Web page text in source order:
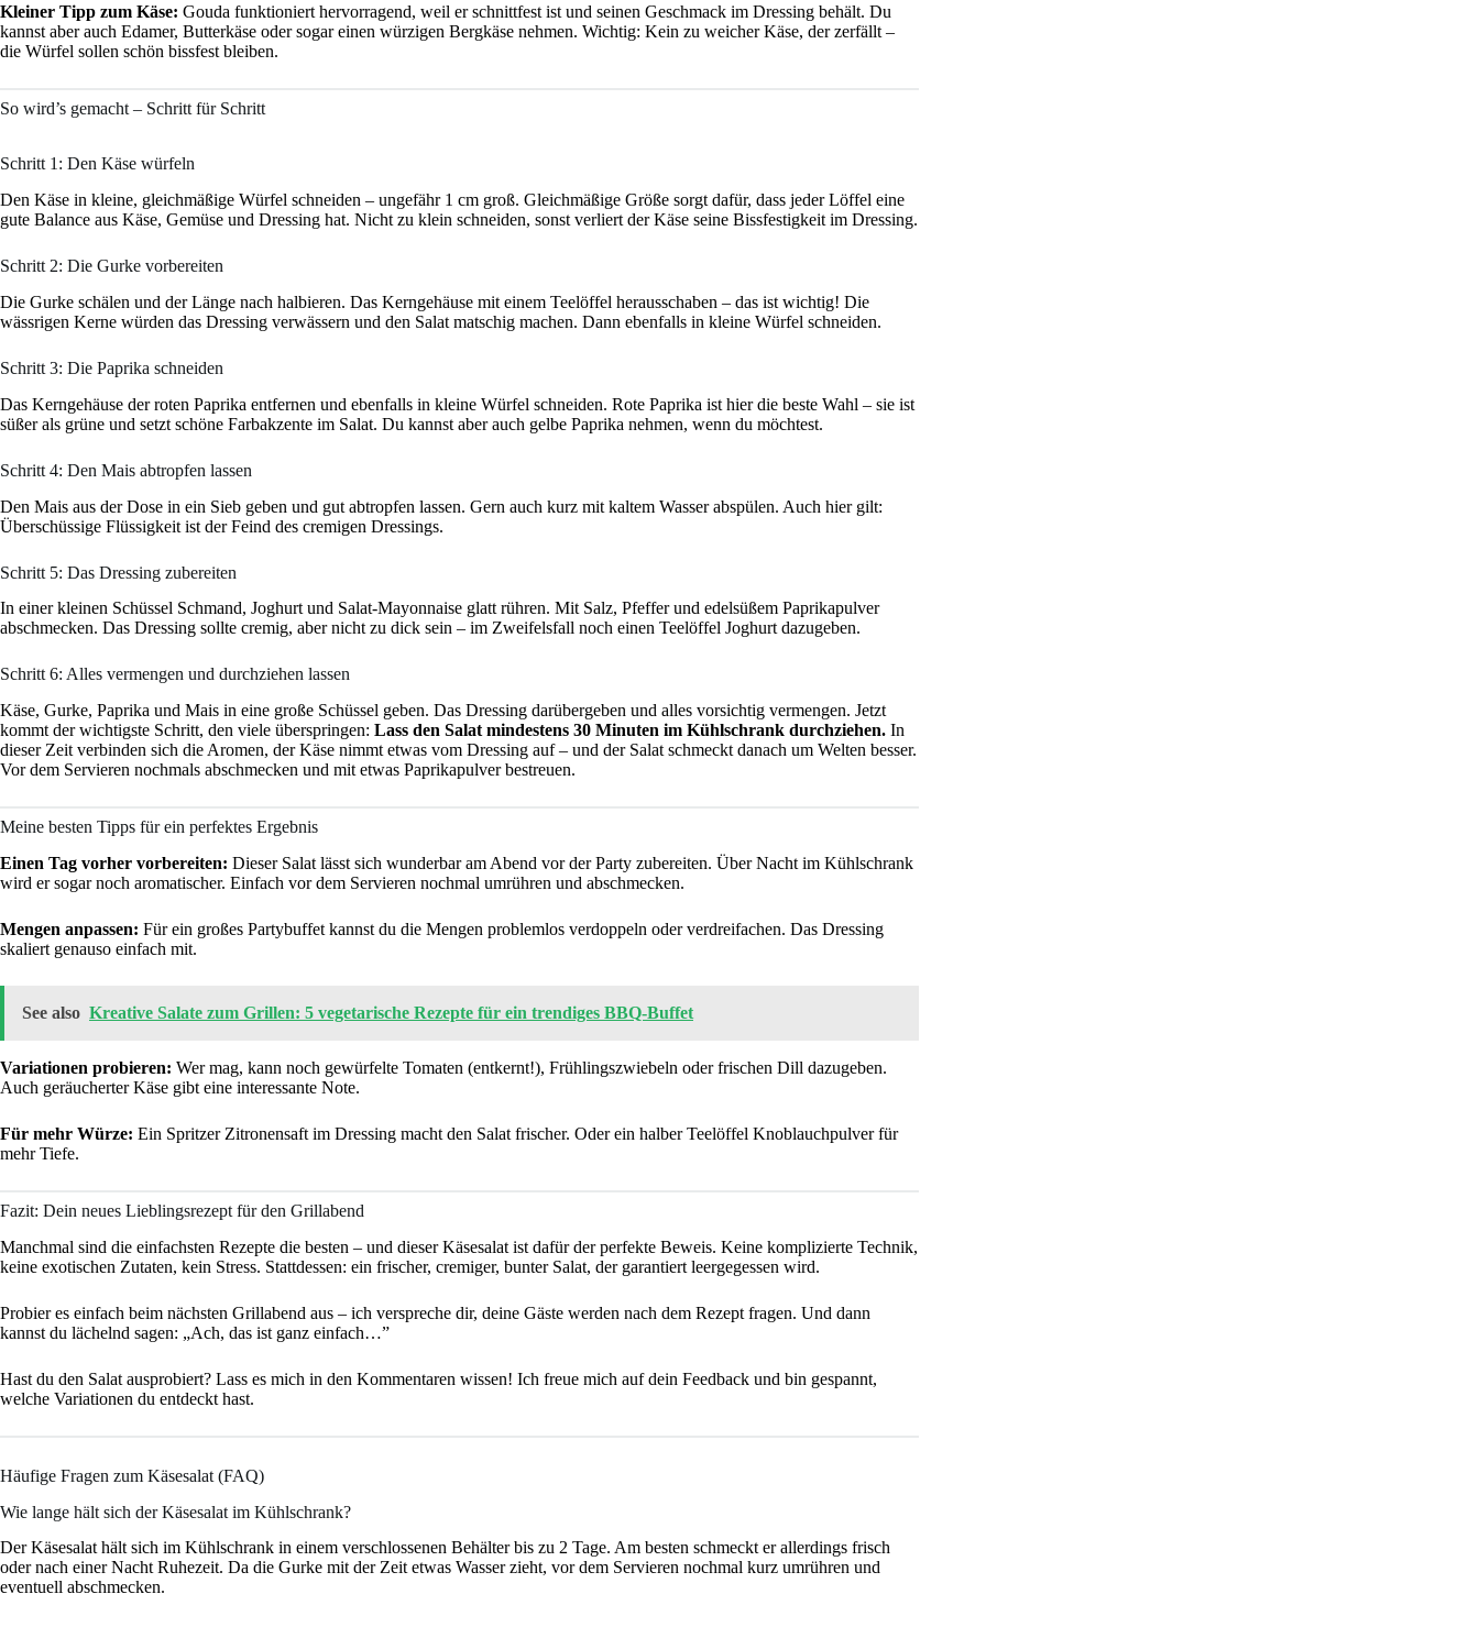
Kleiner Tipp zum Käse: Gouda funktioniert hervorragend, weil er schnittfest ist und seinen Geschmack im Dressing behält. Du
kannst aber auch Edamer, Butterkäse oder sogar einen würzigen Bergkäse nehmen. Wichtig: Kein zu weicher Käse, der zerfällt –
die Würfel sollen schön bissfest bleiben.
So wird’s gemacht – Schritt für Schritt
Schritt 1: Den Käse würfeln
Den Käse in kleine, gleichmäßige Würfel schneiden – ungefähr 1 cm groß. Gleichmäßige Größe sorgt dafür, dass jeder Löffel eine
gute Balance aus Käse, Gemüse und Dressing hat. Nicht zu klein schneiden, sonst verliert der Käse seine Bissfestigkeit im Dressing.
Schritt 2: Die Gurke vorbereiten
Die Gurke schälen und der Länge nach halbieren. Das Kerngehäuse mit einem Teelöffel herausschaben – das ist wichtig! Die
wässrigen Kerne würden das Dressing verwässern und den Salat matschig machen. Dann ebenfalls in kleine Würfel schneiden.
Schritt 3: Die Paprika schneiden
Das Kerngehäuse der roten Paprika entfernen und ebenfalls in kleine Würfel schneiden. Rote Paprika ist hier die beste Wahl – sie ist
süßer als grüne und setzt schöne Farbakzente im Salat. Du kannst aber auch gelbe Paprika nehmen, wenn du möchtest.
Schritt 4: Den Mais abtropfen lassen
Den Mais aus der Dose in ein Sieb geben und gut abtropfen lassen. Gern auch kurz mit kaltem Wasser abspülen. Auch hier gilt:
Überschüssige Flüssigkeit ist der Feind des cremigen Dressings.
Schritt 5: Das Dressing zubereiten
In einer kleinen Schüssel Schmand, Joghurt und Salat-Mayonnaise glatt rühren. Mit Salz, Pfeffer und edelsüßem Paprikapulver
abschmecken. Das Dressing sollte cremig, aber nicht zu dick sein – im Zweifelsfall noch einen Teelöffel Joghurt dazugeben.
Schritt 6: Alles vermengen und durchziehen lassen
Käse, Gurke, Paprika und Mais in eine große Schüssel geben. Das Dressing darübergeben und alles vorsichtig vermengen. Jetzt
kommt der wichtigste Schritt, den viele überspringen: Lass den Salat mindestens 30 Minuten im Kühlschrank durchziehen. In
dieser Zeit verbinden sich die Aromen, der Käse nimmt etwas vom Dressing auf – und der Salat schmeckt danach um Welten besser.
Vor dem Servieren nochmals abschmecken und mit etwas Paprikapulver bestreuen.
Meine besten Tipps für ein perfektes Ergebnis
Einen Tag vorher vorbereiten: Dieser Salat lässt sich wunderbar am Abend vor der Party zubereiten. Über Nacht im Kühlschrank
wird er sogar noch aromatischer. Einfach vor dem Servieren nochmal umrühren und abschmecken.
Mengen anpassen: Für ein großes Partybuffet kannst du die Mengen problemlos verdoppeln oder verdreifachen. Das Dressing
skaliert genauso einfach mit.
See also Kreative Salate zum Grillen: 5 vegetarische Rezepte für ein trendiges BBQ-Buffet
Variationen probieren: Wer mag, kann noch gewürfelte Tomaten (entkernt!), Frühlingszwiebeln oder frischen Dill dazugeben.
Auch geräucherter Käse gibt eine interessante Note.
Für mehr Würze: Ein Spritzer Zitronensaft im Dressing macht den Salat frischer. Oder ein halber Teelöffel Knoblauchpulver für
mehr Tiefe.
Fazit: Dein neues Lieblingsrezept für den Grillabend
Manchmal sind die einfachsten Rezepte die besten – und dieser Käsesalat ist dafür der perfekte Beweis. Keine komplizierte Technik,
keine exotischen Zutaten, kein Stress. Stattdessen: ein frischer, cremiger, bunter Salat, der garantiert leergegessen wird.
Probier es einfach beim nächsten Grillabend aus – ich verspreche dir, deine Gäste werden nach dem Rezept fragen. Und dann
kannst du lächelnd sagen: „Ach, das ist ganz einfach…”
Hast du den Salat ausprobiert? Lass es mich in den Kommentaren wissen! Ich freue mich auf dein Feedback und bin gespannt,
welche Variationen du entdeckt hast.
Häufige Fragen zum Käsesalat (FAQ)
Wie lange hält sich der Käsesalat im Kühlschrank?
Der Käsesalat hält sich im Kühlschrank in einem verschlossenen Behälter bis zu 2 Tage. Am besten schmeckt er allerdings frisch
oder nach einer Nacht Ruhezeit. Da die Gurke mit der Zeit etwas Wasser zieht, vor dem Servieren nochmal kurz umrühren und
eventuell abschmecken.